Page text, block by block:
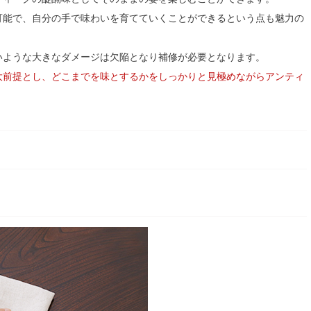
で、自分の手で味わいを育てていくことができるという点も魅力の
うな大きなダメージは欠陥となり補修が必要となります。
提とし、どこまでを味とするかをしっかりと見極めながらアンティ